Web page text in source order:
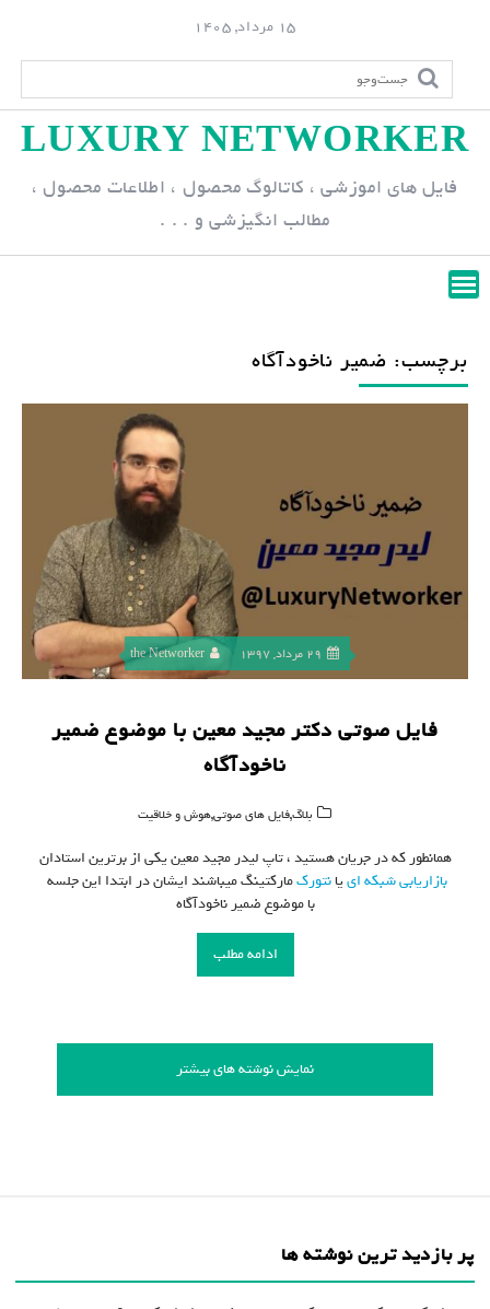
p
n
15 مرداد, 1405
LUXURY NETWORKER
فایل های اموزشی ، کاتالوگ محصول ، اطلاعات محصول ،
مطالب انگیزشی و . . .
برچسب: ضمیر ناخودآگاه
29 مرداد, 1397 the Networker
فایل صوتی دکتر مجید معین با موضوع ضمیر
ناخودآگاه
بلاگ,فایل های صوتی,هوش و خلاقیت
همانطور که در جریان هستید ، تاپ لیدر مجید معین یکی از برترین استادان
بازاریابی شبکه اییانتورکمارکتینگ میباشند ایشان در ابتدا این جلسه
با موضوع ضمیر ناخودآگاه
ادامه مطلب
نمایش نوشته های بیشتر
پر بازدید ترین نوشته ها